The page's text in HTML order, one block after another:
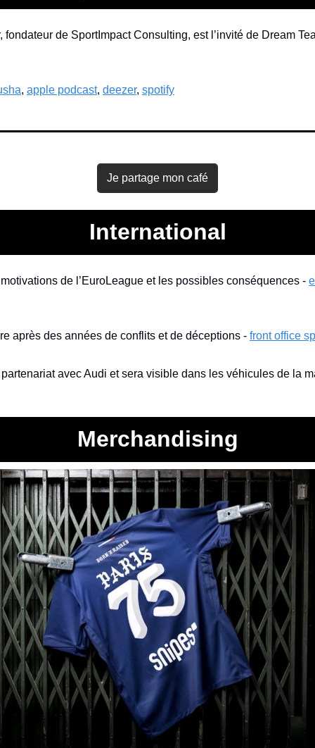
fondateur de SportImpact Consulting, est l’invité de Dream
, apple podcast, deezer, spotify
Je partage mon café
International
de l’EuroLeague et les possibles conséquences -
après des années de conflits et de déceptions - front office
avec Audi et sera visible dans les véhicules de la
Merchandising